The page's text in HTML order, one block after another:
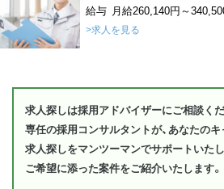
給与 月給260,140円～
>求人を見る
求人探しは採用アドバイザーにご相談くだ
専任の採用コンサルタントが、あなたの
求人探しをマンツーマンでサポートいたし
ご希望に添った案件をご紹介いたします。